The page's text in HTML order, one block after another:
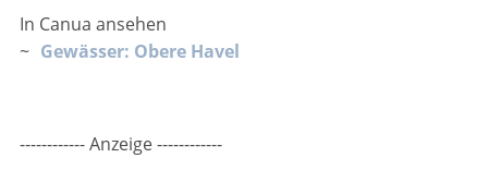
In Canua ansehen
~ Gewässer: Obere Havel
------------ Anzeige ------------